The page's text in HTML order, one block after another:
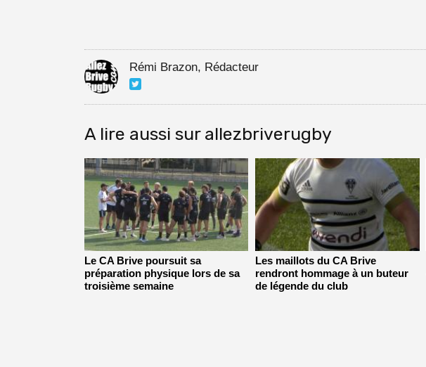
Rémi Brazon, Rédacteur
A lire aussi sur allezbriverugby
Le CA Brive poursuit sa
préparation physique lors de sa
troisième semaine
Les maillots du CA Brive
rendront hommage à un buteur
de légende du club